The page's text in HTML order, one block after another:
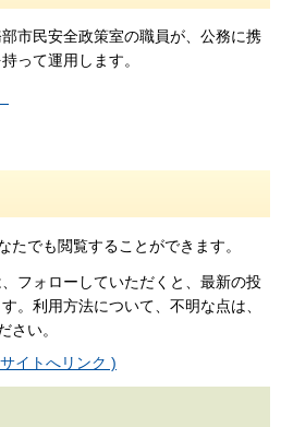
市民安全政策室の職員が、公務に携
って運用します。
たでも閲覧することができます。
フォローしていただくと、最新の投
。利用方法について、不明な点は、
さい。
イトへリンク )